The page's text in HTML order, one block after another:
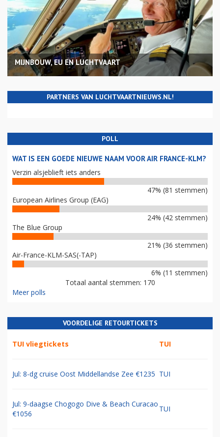
MIJNBOUW, EU EN LUCHTVAART
PARTNERS VAN LUCHTVAARTNIEUWS.NL!
POLL
WAT IS EEN GOEDE NIEUWE NAAM VOOR AIR FRANCE-KLM?
Verzin alsjeblieft iets anders
47% (81 stemmen)
European Airlines Group (EAG)
24% (42 stemmen)
The Blue Group
21% (36 stemmen)
Air-France-KLM-SAS(-TAP)
6% (11 stemmen)
Totaal aantal stemmen: 170
Meer polls
VOORDELIGE RETOURTICKETS
TUI vliegtickets TUI
Jul: 8-dg cruise Oost Middellandse Zee €1235 TUI
Jul: 9-daagse Chogogo Dive & Beach Curacao
€1056
TUI